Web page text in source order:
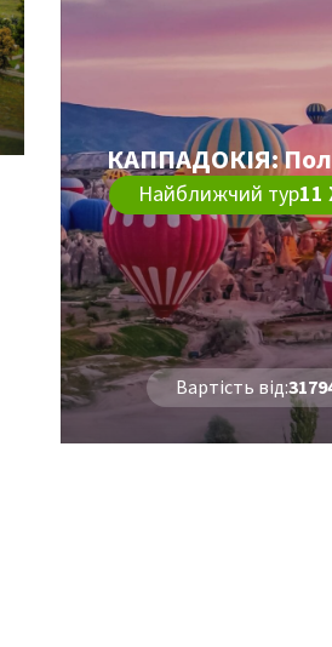
КАППАДОКІЯ:
Найближчий тур11
Вартість від: